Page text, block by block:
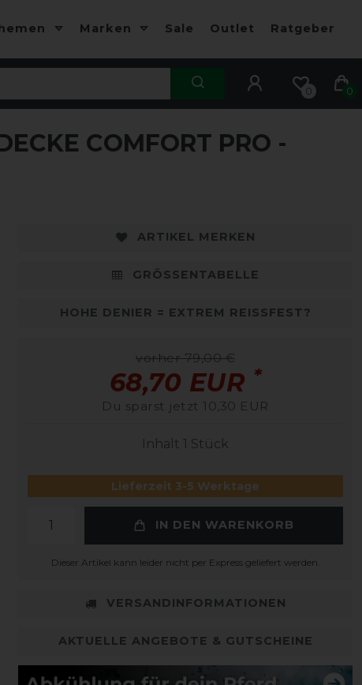
Marken Sale Outlet Ratgeber
0 0
COMFORT PRO -
ARTIKEL MERKEN
GRÖSSENTABELLE
HOHE DENIER = EXTREM REISSFEST?
vorher 79,00 €
68,70 EUR *
Du sparst jetzt 10,30 EUR
Inhalt 1 Stück
Lieferzeit 3-5 Werktage
IN DEN WARENKORB
Dieser Artikel kann leider nicht per Express geliefert werden.
VERSANDINFORMATIONEN
AKTUELLE ANGEBOTE & GUTSCHEINE